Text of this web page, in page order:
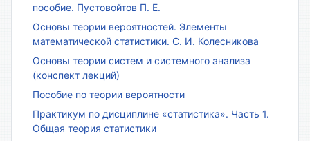
пособие. Пустовойтов П. Е.
Основы теории вероятностей. Элементы
математической статистики. С. И. Колесникова
Основы теории систем и системного анализа
(конспект лекций)
Пособие по теории вероятности
Практикум по дисциплине «статистика». Часть 1.
Общая теория статистики